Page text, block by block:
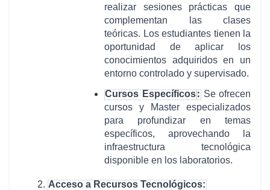
realizar sesiones prácticas que
complementan las clases
teóricas. Los estudiantes tienen la
oportunidad de aplicar los
conocimientos adquiridos en un
entorno controlado y supervisado.
Cursos Específicos: Se ofrecen
cursos y Master especializados
para profundizar en temas
específicos, aprovechando la
infraestructura tecnológica
disponible en los laboratorios.
Acceso a Recursos Tecnológicos: